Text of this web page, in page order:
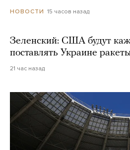
НОВОСТИ 15 часов назад
Зеленский: США будут
поставлять Украине
21 час назад